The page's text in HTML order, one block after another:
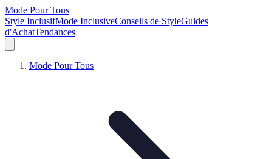
Mode Pour Tous
Style InclusifMode InclusiveConseils de StyleGuides
d'AchatTendances
Mode Pour Tous